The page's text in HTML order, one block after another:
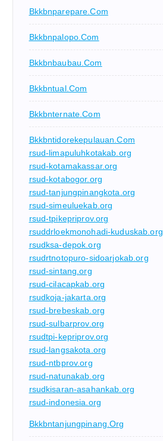
Bkkbnparepare.com
Bkkbnpalopo.com
Bkkbnbaubau.com
Bkkbntual.com
Bkkbnternate.com
Bkkbntidorekepulauan.com
rsud-limapuluhkotakab.org
rsud-kotamakassar.org
rsud-kotabogor.org
rsud-tanjungpinangkota.org
rsud-simeuluekab.org
rsud-tpikepriprov.org
rsuddrloekmonohadi-kuduskab.org
rsudksa-depok.org
rsudrtnotopuro-sidoarjokab.org
rsud-sintang.org
rsud-cilacapkab.org
rsudkoja-jakarta.org
rsud-brebeskab.org
rsud-sulbarprov.org
rsudtpi-kepriprov.org
rsud-langsakota.org
rsud-ntbprov.org
rsud-natunakab.org
rsudkisaran-asahankab.org
rsud-indonesia.org
Bkkbntanjungpinang.org